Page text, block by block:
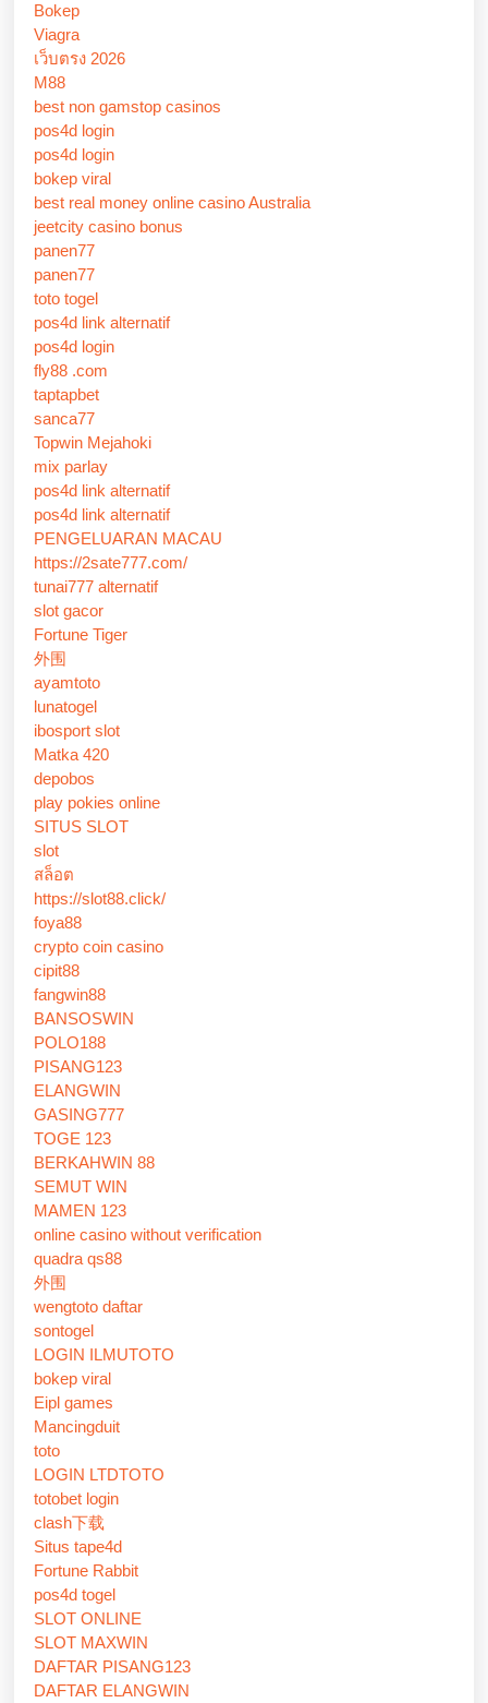
Bokep
Viagra
เว็บตรง 2026
M88
best non gamstop casinos
pos4d login
pos4d login
bokep viral
best real money online casino Australia
jeetcity casino bonus
panen77
panen77
toto togel
pos4d link alternatif
pos4d login
fly88 .com
taptapbet
sanca77
Topwin Mejahoki
mix parlay
pos4d link alternatif
pos4d link alternatif
PENGELUARAN MACAU
https://2sate777.com/
tunai777 alternatif
slot gacor
Fortune Tiger
外围
ayamtoto
lunatogel
ibosport slot
Matka 420
depobos
play pokies online
SITUS SLOT
slot
สล็อต
https://slot88.click/
foya88
crypto coin casino
cipit88
fangwin88
BANSOSWIN
POLO188
PISANG123
ELANGWIN
GASING777
TOGE 123
BERKAHWIN 88
SEMUT WIN
MAMEN 123
online casino without verification
quadra qs88
外围
wengtoto daftar
sontogel
LOGIN ILMUTOTO
bokep viral
Eipl games
Mancingduit
toto
LOGIN LTDTOTO
totobet login
clash下载
Situs tape4d
Fortune Rabbit
pos4d togel
SLOT ONLINE
SLOT MAXWIN
DAFTAR PISANG123
DAFTAR ELANGWIN